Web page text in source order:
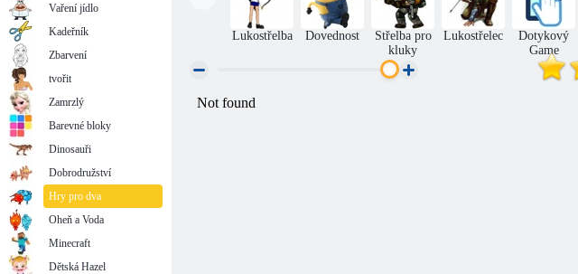
Kat Plus
Lukostřelba Dovednost
Střelba pro
kluky
Lukostřelec
Dotykový
Game
Vaření jídlo
Kadeřník
Zbarvení
tvořit
Zamrzlý
Barevné bloky
Dinosauři
Dobrodružství
Hry pro dva
Oheň a Voda
Minecraft
Dětská Hazel